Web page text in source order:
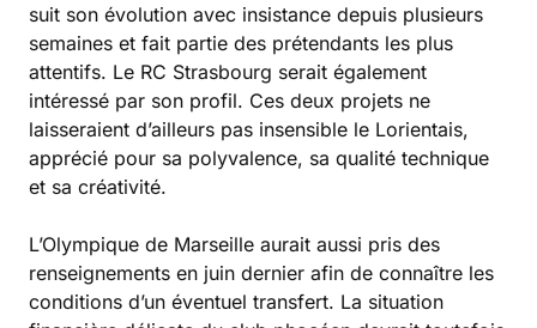
suit son évolution avec insistance depuis plusieurs
semaines et fait partie des prétendants les plus
attentifs. Le RC Strasbourg serait également
intéressé par son profil. Ces deux projets ne
laisseraient d’ailleurs pas insensible le Lorientais,
apprécié pour sa polyvalence, sa qualité technique
et sa créativité.
L’Olympique de Marseille aurait aussi pris des
renseignements en juin dernier afin de connaître les
conditions d’un éventuel transfert. La situation